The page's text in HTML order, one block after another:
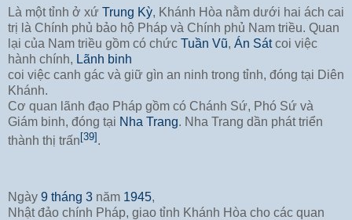
Là một tỉnh ở xứ Trung Kỳ, Khánh Hòa nằm dưới hai ách cai
trị là Chính phủ bảo hộ Pháp và Chính phủ Nam triều. Quan
lại của Nam triều gồm có chức Tuần Vũ, Án Sátcoi việc
hành chính, Lãnh binh
coi việc canh gác và giữ gìn an ninh trong tỉnh, đóng tại Diên
Khánh.
Cơ quan lãnh đạo Pháp gồm có Chánh Sứ, Phó Sứ và
Giám binh, đóng tại Nha Trang. Nha Trang dần phát triển
thành thị trấn[39].
Ngày 9 tháng 3 năm 1945,
Nhật đảo chính Pháp, giao tỉnh Khánh Hòa cho các quan